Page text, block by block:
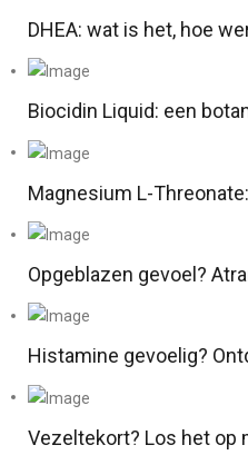
DHEA: wat is het, hoe
Biocidin Liquid: een
Magnesium L-
Opgeblazen gevoel?
Histamine gevoelig?
Vezeltekort? Los het op